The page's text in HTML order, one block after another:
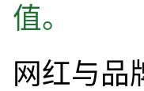
值。
网红与品